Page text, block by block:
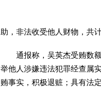
助，非法收受他人财物，共
通报称，吴英杰受贿数额
举他人涉嫌违法犯罪经查属
贿事实，积极退赃；具有法